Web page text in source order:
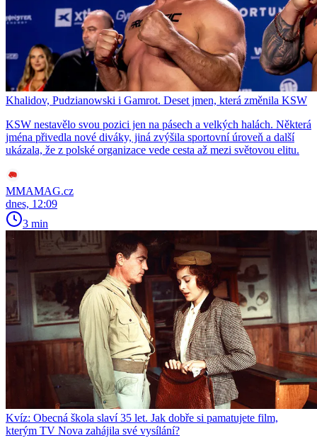
Khalidov, Pudzianowski i Gamrot. Deset jmen, která změnila KSW
KSW nestavělo svou pozici jen na pásech a velkých halách. Některá
jména přivedla nové diváky, jiná zvýšila sportovní úroveň a další
ukázala, že z polské organizace vede cesta až mezi světovou elitu.
MMAMAG.cz
dnes, 12:09
3 min
Kvíz: Obecná škola slaví 35 let. Jak dobře si pamatujete film,
kterým TV Nova zahájila své vysílání?